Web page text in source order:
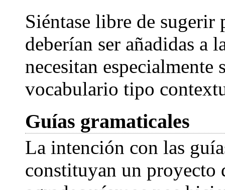
Siéntase libre de sugerir
deberían ser añadidas a
necesitan especialmente
vocabulario tipo
Guías gramaticales
La intención con las
constituyan un